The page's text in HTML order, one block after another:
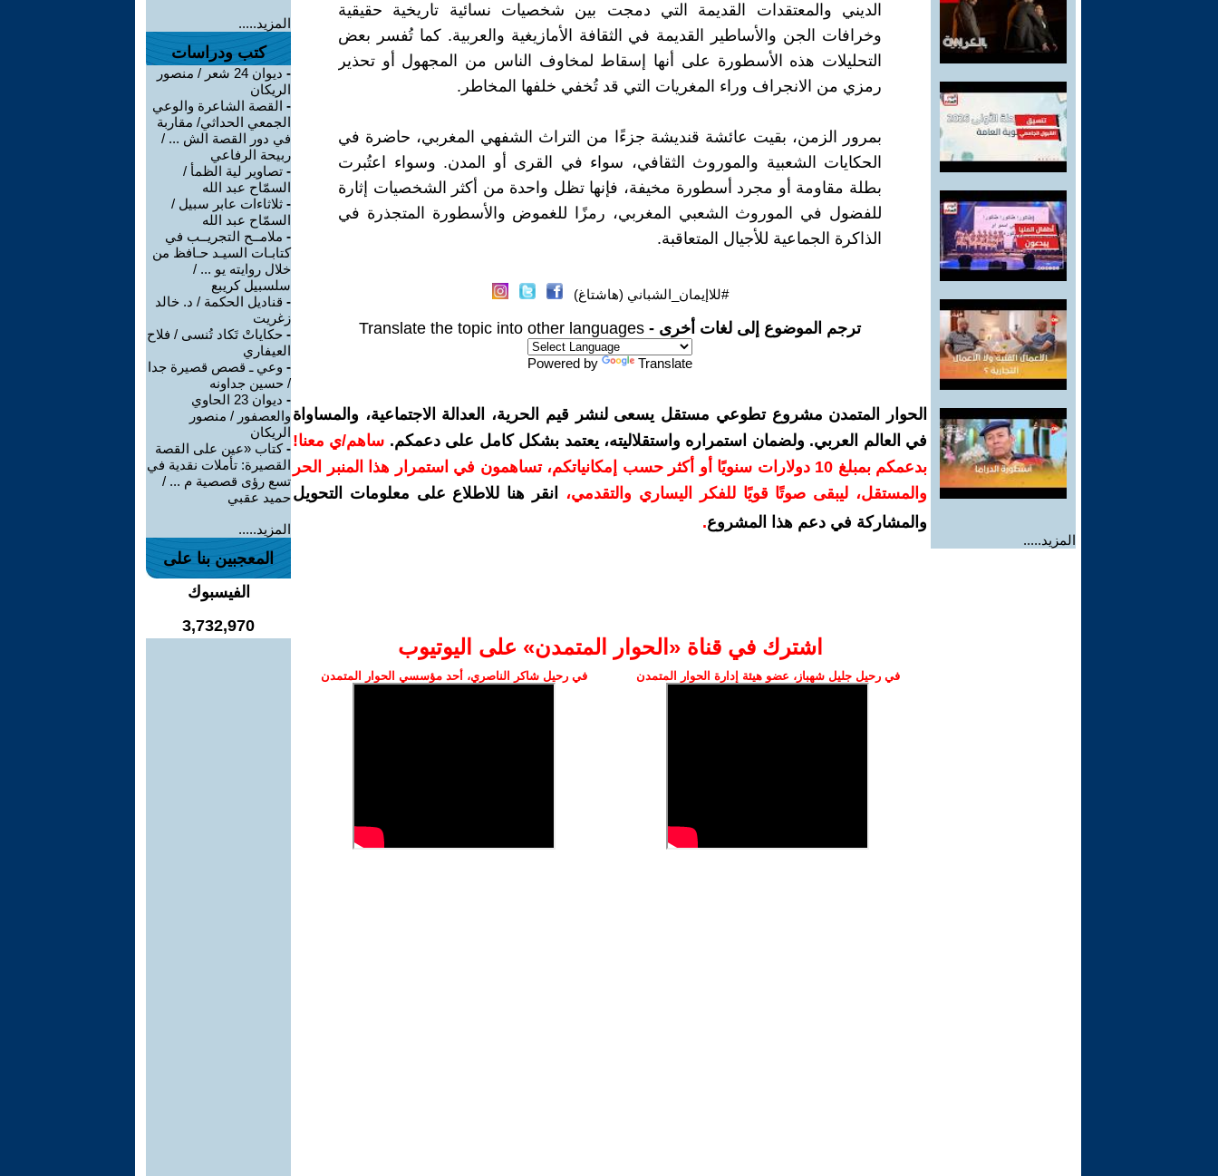
المزيد.....
الديني والمعتقدات القديمة التي دمجت بين شخصيات نسائية تاريخية حقيقية
وخرافات الجن والأساطير القديمة في الثقافة الأمازيغية والعربية. كما تُفسر بعض
التحليلات هذه الأسطورة على أنها إسقاط لمخاوف الناس من المجهول أو تحذير
رمزي من الانجراف وراء المغريات التي قد تُخفي خلفها المخاطر.
بمرور الزمن، بقيت عائشة قنديشة جزءًا من التراث الشفهي المغربي، حاضرة في
الحكايات الشعبية والموروث الثقافي، سواء في القرى أو المدن. وسواء اعتُبرت
بطلة مقاومة أو مجرد أسطورة مخيفة، فإنها تظل واحدة من أكثر الشخصيات إثارة
للفضول في الموروث الشعبي المغربي، رمزًا للغموض والأسطورة المتجذرة في
الذاكرة الجماعية للأجيال المتعاقبة.
#للاإيمان_الشباني (هاشتاغ)
ترجم الموضوع إلى لغات أخرى - Translate the topic into other languages
Powered by Translate
الحوار المتمدن مشروع تطوعي مستقل يسعى لنشر قيم الحرية، العدالة الاجتماعية، والمساواة
في العالم العربي. ولضمان استمراره واستقلاليته، يعتمد بشكل كامل على دعمكم. ساهم/ي معنا!
بدعمكم بمبلغ 10 دولارات سنويًا أو أكثر حسب إمكانياتكم، تساهمون في استمرار هذا المنبر الحر
والمستقل، ليبقى صوتًا قويًا للفكر اليساري والتقدمي،
انقر هنا للاطلاع على معلومات التحويل
والمشاركة في دعم هذا المشروع.
اشترك في قناة ‫«الحوار المتمدن» على اليوتيوب
في رحيل جليل شهباز، عضو هيئة إدارة الحوار المتمدن في رحيل شاكر الناصري، أحد مؤسسي الحوار المتمدن
المزيد.....
كتب ودراسات
-
ديوان 24 شعر / منصور
الريكان
- القصة الشاعرة والوعي
الجمعي الحداثي/ مقاربة
في دور القصة الش ... /
ربيحة الرفاعي
- تصاوير لية الظمأ /
السمّاح عبد الله
- ثلاثاءات عابر سبيل /
السمّاح عبد الله
- ملامــح التجريــب في
كتابـات السيـد حـافظ من
خلال روايته يو ... /
سلسبيل كريبع
- قناديل الحكمة / د. خالد
زغريت
- حكاياتْ تَكاد تُنسى / فلاح
العيفاري
- وعي ـ قصص قصيرة جدا
/ حسين جداونه
-
ديوان 23 الحاوي
والعصفور / منصور
الريكان
-كتاب «عين على القصة
القصيرة: تأملات نقدية في
تسع رؤى قصصية م ... /
حميد عقبي
المزيد.....
المعجبين بنا على
الفيسبوك
3,732,970